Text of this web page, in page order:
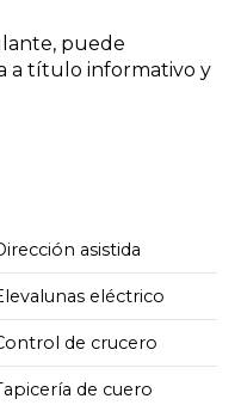
puede
a título informativo y
asistida
eléctrico
de crucero
de cuero